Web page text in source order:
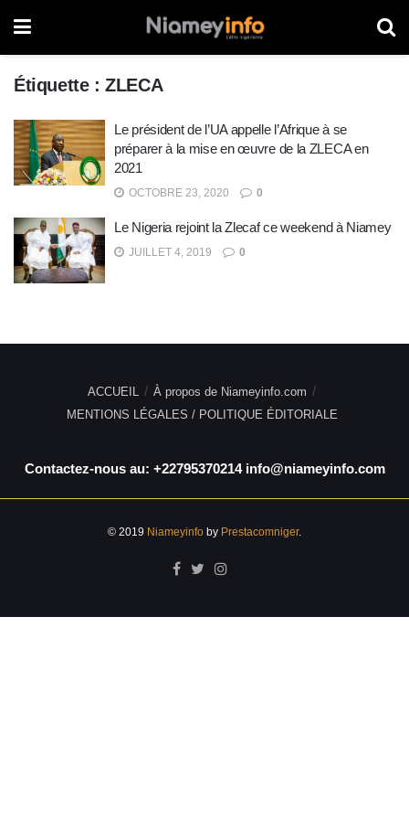
Étiquette :ZLECA
Le président de l’UA appelle l’Afrique à se
préparer à la mise en œuvre de la ZLECA en
2021
OCTOBRE 23, 2020 0
Le Nigeria rejoint la Zlecaf ce weekend à Niamey
JUILLET 4, 2019 0
ACCUEIL
À propos de Niameyinfo.com
MENTIONS LÉGALES / POLITIQUE ÉDITORIALE
Contactez-nous au: +22795370214 info@niameyinfo.com
© 2019 Niameyinfo by Prestacomniger.